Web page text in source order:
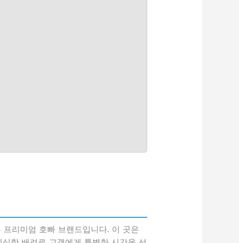
리미엄 호빠 브랜드입니다. 이 곳은